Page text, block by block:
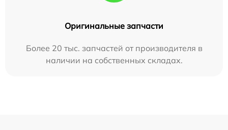
Оригинальные запчасти
Более 20 тыс. запчастей от производителя в
наличии на собственных складах.